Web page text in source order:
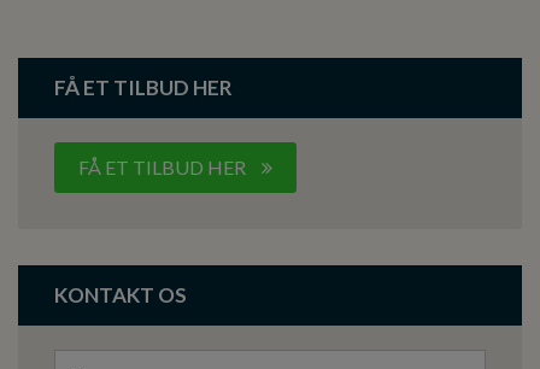
FÅ ET TILBUD HER
FÅ ET TILBUD HER
KONTAKT OS